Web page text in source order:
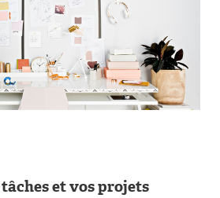
et vos projets